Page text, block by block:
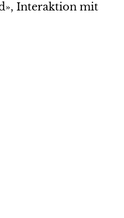
Interaktion mit